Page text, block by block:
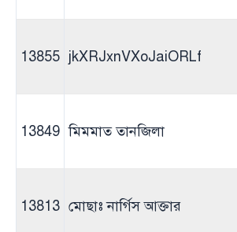
13855 jkXRJxnVXoJaiORLf
13849 মিমমাত তানজিলা
13813 মোছাঃ নার্গিস আক্তার